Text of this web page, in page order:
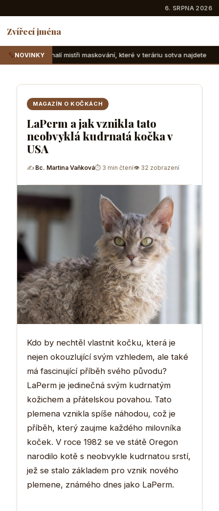
6. SRPNA 2026
Zvířecí jména
NOVINKY
maskování, které v teráriu sotva najdete
MAGAZÍN O KOČKÁCH
LaPerm a jak vznikla tato
neobvyklá kudrnatá kočka v
USA
✍ Bc. Martina Vaňková⏱ 3 min čtení👁 32 zobrazení
Kdo by nechtěl vlastnit kočku, která je
nejen okouzlující svým vzhledem, ale také
má fascinující příběh svého původu?
LaPerm je jedinečná svým kudrnatým
kožichem a přátelskou povahou. Tato
plemena vznikla spíše náhodou, což je
příběh, který zaujme každého milovníka
koček. V roce 1982 se ve státě Oregon
narodilo kotě s neobvykle kudrnatou srstí,
jež se stalo základem pro vznik nového
plemene, známého dnes jako LaPerm.